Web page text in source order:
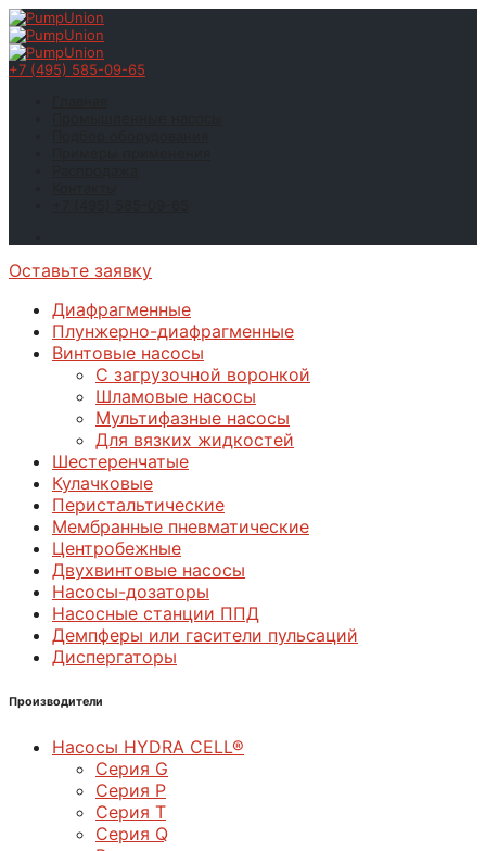
+7 (495) 585-09-65
Оставьте заявку
Диафрагменные
Плунжерно-диафрагменные
Винтовые насосы
С загрузочной воронкой
Шламовые насосы
Мультифазные насосы
Для вязких жидкостей
Шестеренчатые
Кулачковые
Перистальтические
Мембранные пневматические
Центробежные
Двухвинтовые насосы
Насосы-дозаторы
Насосные станции ППД
Демпферы или гасители пульсаций
Диспергаторы
Производители
Насосы HYDRA CELL®
Серия G
Серия P
Серия T
Серия Q